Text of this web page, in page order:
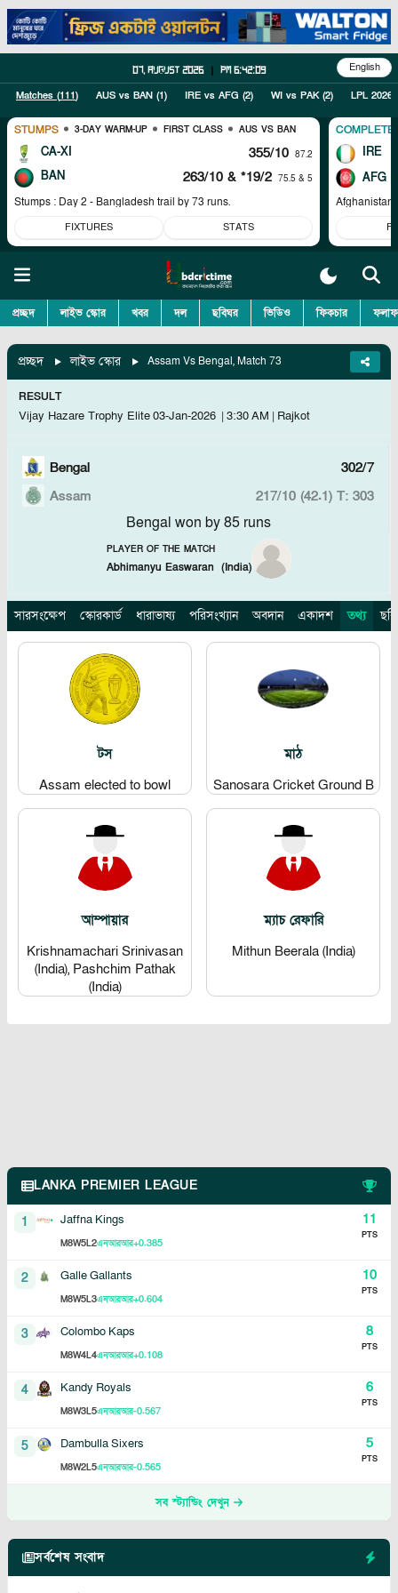
07, August 2026 pm 6:42:09 English
Matches (111) AUS vs BAN (1) IRE vs AFG (2) WI vs PAK(2) LPL 2026
STUMPS 3-DAY WARM-UP FIRST CLASS AUS VS BAN
CA-XI 355/10 87.2
BAN 263/10 & *19/2 75.5 & 5
Stumps : Day 2 - Bangladesh trail by 73 runs.
FIXTURES STATS
IRE
AFG
Afghanistan
প্রচ্ছদ লাইভ স্কোর খবর দল ছবিঘর ভিডিও ফিকচার
প্রচ্ছদ লাইভ স্কোর Assam Vs Bengal, Match 73
RESULT
Vijay Hazare Trophy Elite03-Jan-2026 | 3:30 AM | Rajkot
Bengal
302/7
Assam
217/10 (42.1) T: 303
Bengal won by 85 runs
PLAYER OF THE MATCH
Abhimanyu Easwaran (India)
সারসংক্ষেপ স্কোরকার্ড ধারাভাষ্য পরিসংখ্যান অবদান একাদশ তথ্য
টস
Assam elected to bowl
মাঠ
Sanosara Cricket Ground B
আম্পায়ার
Krishnamachari Srinivasan
(India), Pashchim Pathak
(India)
ম্যাচ রেফারি
Mithun Beerala (India)
LANKA PREMIER LEAGUE
1 Jaffna Kings
M8W5L2এনআরআর+0.385
11
PTS
2 Galle Gallants
M8W5L3এনআরআর+0.604
10
PTS
3 Colombo Kaps
M8W4L4এনআরআর+0.108
8
PTS
4 Kandy Royals
M8W3L5এনআরআর-0.567
6
PTS
5 Dambulla Sixers
M8W2L5এনআরআর-0.565
5
PTS
সব স্ট্যান্ডিং দেখুন
সর্বশেষ সংবাদ